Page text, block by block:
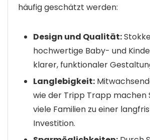
häufig geschätzt werden:
Design und Qualität:
hochwertige Baby- und
klarer, funktionaler
Langlebigkeit:
wie der Tripp Trapp machen
viele Familien zu einer
Investition.